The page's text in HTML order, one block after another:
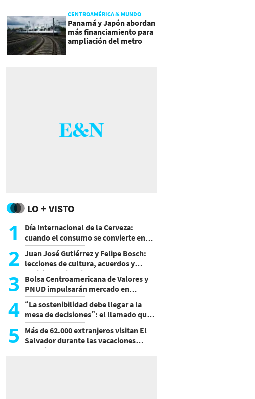
CENTROAMÉRICA & MUNDO
Panamá y Japón abordan
más financiamiento para
ampliación del metro
LO + VISTO
1
Día Internacional de la Cerveza:
cuando el consumo se convierte en
experiencia
2 Juan José Gutiérrez y Felipe Bosch:
lecciones de cultura, acuerdos y
decisiones sin miedo
3 Bolsa Centroamericana de Valores y
PNUD impulsarán mercado en
Honduras
4 “La sostenibilidad debe llegar a la
mesa de decisiones”: el llamado que
deja CentraRSE
5
Más de 62.000 extranjeros visitan El
Salvador durante las vacaciones
agostinas